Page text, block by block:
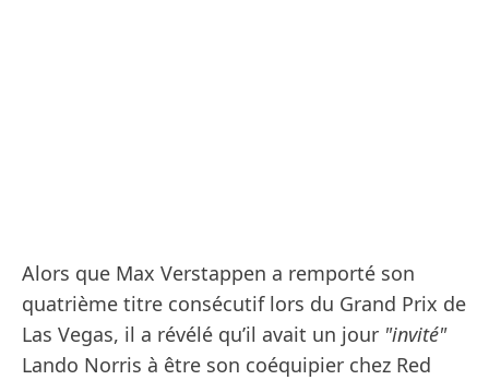
Alors que Max Verstappen a remporté son
quatrième titre consécutif lors du Grand Prix de
Las Vegas, il a révélé qu’il avait un jour "invité"
Lando Norris à être son coéquipier chez Red